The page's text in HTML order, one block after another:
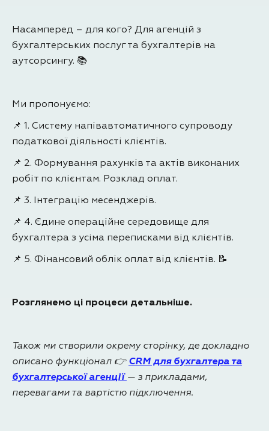
Насамперед – для кого? Для агенцій з
бухгалтерських послуг та бухгалтерів на
аутсорсингу. 📚
Ми пропонуємо:
📌 1. Систему напівавтоматичного супроводу
податкової діяльності клієнтів.
📌 2. Формування рахунків та актів виконаних
робіт по клієнтам. Розклад оплат.
📌 3. Інтеграцію месенджерів.
📌 4. Єдине операційне середовище для
бухгалтера з усіма переписками від клієнтів.
📌 5. Фінансовий облік оплат від клієнтів. 📝
Розглянемо ці процеси детальніше.
Також ми створили окрему сторінку, де докладно
описано функціонал 👉 CRM для бухгалтера та
бухгалтерської агенції — з прикладами,
перевагами та вартістю підключення.